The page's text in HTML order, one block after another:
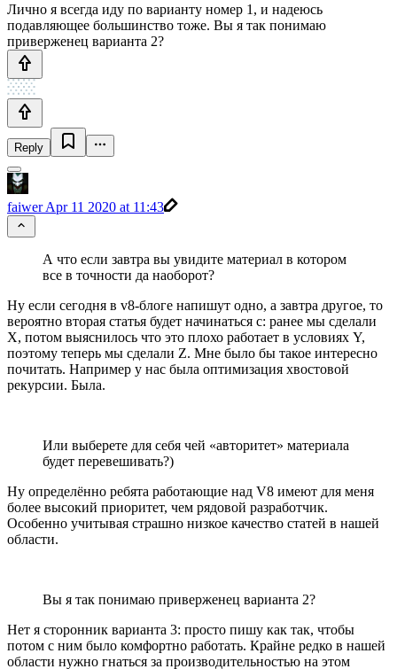
Лично я всегда иду по варианту номер 1, и надеюсь
подавляющее большинство тоже. Вы я так понимаю
приверженец варианта 2?
Reply
faiwerApr 11 2020 at 11:43
А что если завтра вы увидите материал в котором
все в точности да наоборот?
Ну если сегодня в v8-блоге напишут одно, а завтра другое, то
вероятно вторая статья будет начинаться с: ранее мы сделали
Х, потом выяснилось что это плохо работает в условиях Y,
поэтому теперь мы сделали Z. Мне было бы такое интересно
почитать. Например у нас была оптимизация хвостовой
рекурсии. Была.
Или выберете для себя чей «авторитет» материала
будет перевешивать?)
Ну определённо ребята работающие над V8 имеют для меня
более высокий приоритет, чем рядовой разработчик.
Особенно учитывая страшно низкое качество статей в нашей
области.
Вы я так понимаю приверженец варианта 2?
Нет я сторонник варианта 3: просто пишу как так, чтобы
потом с ним было комфортно работать. Крайне редко в нашей
области нужно гнаться за производительностью на этом